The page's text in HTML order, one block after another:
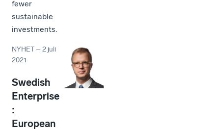
fewer
sustainable
investments.
NYHET –2 juli
2021
Swedish
Enterprise
:
European